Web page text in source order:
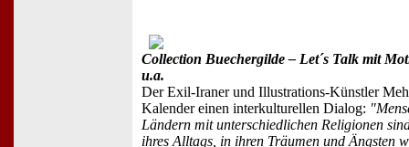
Collection Buechergilde – Let´s Talk mit
u.a.
Der Exil-Iraner und Illustrations-Künstler
Kalender einen interkulturellen Dialog:
Ländern mit unterschiedlichen Religionen
ihres Alltags, in ihren Träumen und Ängsten